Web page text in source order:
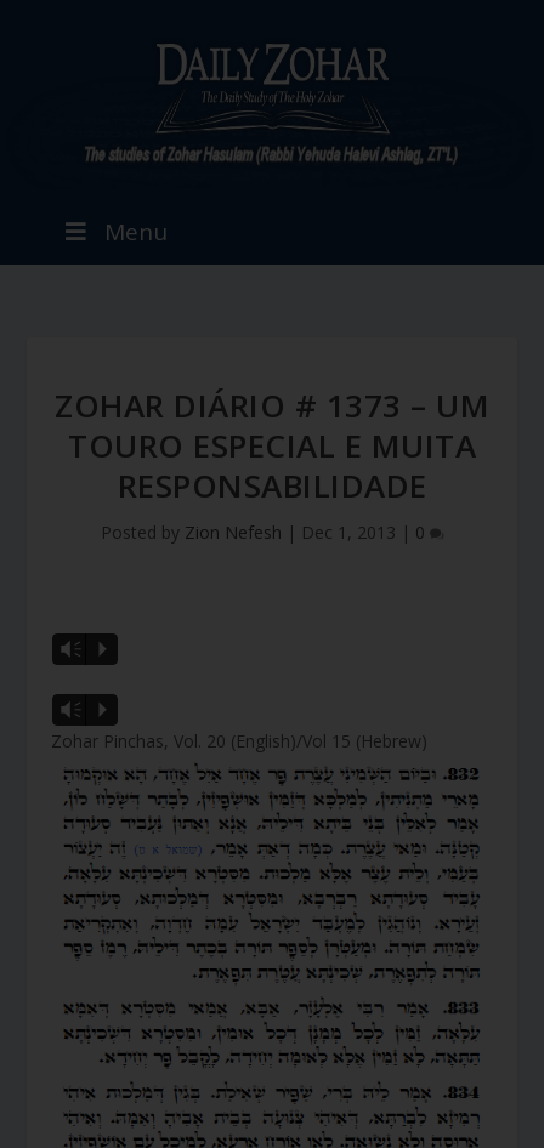
Menu
ZOHAR DIÁRIO # 1373 – UM
TOURO ESPECIAL E MUITA
RESPONSABILIDADE
Posted by Zion Nefesh | Dec 1, 2013 | 0
Vm P
Vm P
Zohar Pinchas, Vol. 20 (English)/Vol 15 (Hebrew)